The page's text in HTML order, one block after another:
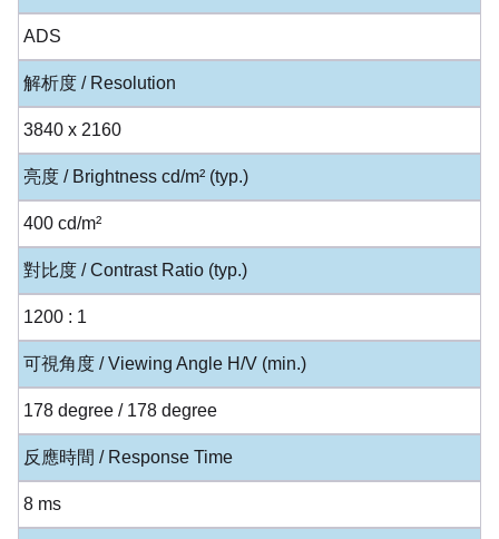
ADS
解析度 / Resolution
3840 x 2160
亮度 / Brightness cd/m² (typ.)
400 cd/m²
對比度 / Contrast Ratio (typ.)
1200 : 1
可視角度 / Viewing Angle H/V (min.)
178 degree / 178 degree
反應時間 / Response Time
8 ms